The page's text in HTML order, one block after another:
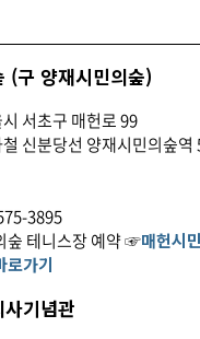
(구 양재시민의숲)
서초구 매헌로 99
신분당선 양재시민의숲역
3895
숲 테니스장 예약 ☞매헌시
로가기
기념관